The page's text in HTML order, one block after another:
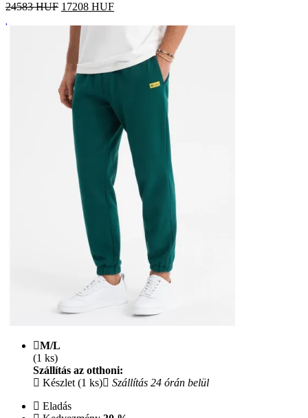
24583 HUF 17208 HUF
M/L
(1 ks)
Szállítás az otthoni:
Készlet (1 ks)
Szállítás 24 órán belül
Eladás